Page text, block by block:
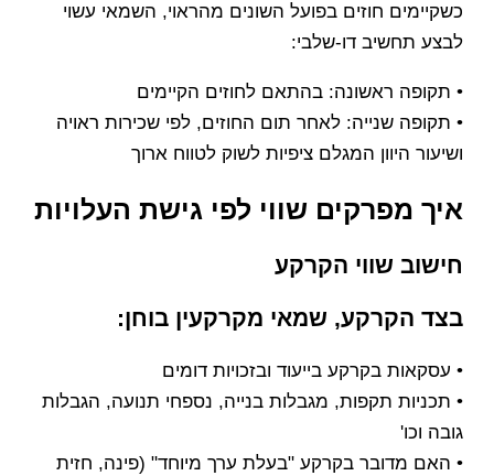
כשקיימים חוזים בפועל השונים מהראוי, השמאי עשוי
לבצע תחשיב דו-שלבי:
• תקופה ראשונה: בהתאם לחוזים הקיימים
• תקופה שנייה: לאחר תום החוזים, לפי שכירות ראויה
ושיעור היוון המגלם ציפיות לשוק לטווח ארוך
איך מפרקים שווי לפי גישת העלויות
חישוב שווי הקרקע
בצד הקרקע, שמאי מקרקעין בוחן:
• עסקאות בקרקע בייעוד ובזכויות דומים
• תכניות תקפות, מגבלות בנייה, נספחי תנועה, הגבלות
גובה וכו'
• האם מדובר בקרקע "בעלת ערך מיוחד" (פינה, חזית